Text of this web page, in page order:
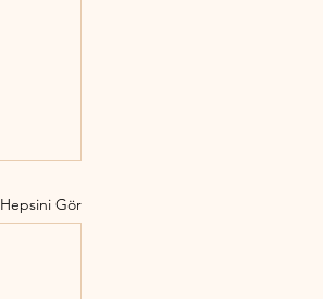
Hepsini Gör